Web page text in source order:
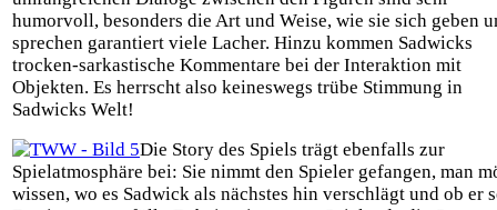
humorvoll, besonders die Art und Weise, wie sie sich geben
sprechen garantiert viele Lacher. Hinzu kommen Sadwicks
trocken-sarkastische Kommentare bei der Interaktion mit
Objekten. Es herrscht also keineswegs trübe Stimmung in
Sadwicks Welt!
Die Story des Spiels trägt ebenfalls zur
Spielatmosphäre bei: Sie nimmt den Spieler gefangen, man
wissen, wo es Sadwick als nächstes hin verschlägt und ob er